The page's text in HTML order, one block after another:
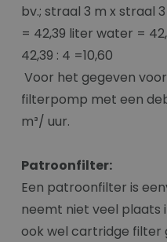
bv.; straal 3 m x straal
= 42,39 liter water =
42,39 : 4 =10,60
Voor het gegeven
filterpomp met een
m³/ uur.
Patroonfilter:
Een patroonfilter is
neemt niet veel plaats
ook wel cartridge filter